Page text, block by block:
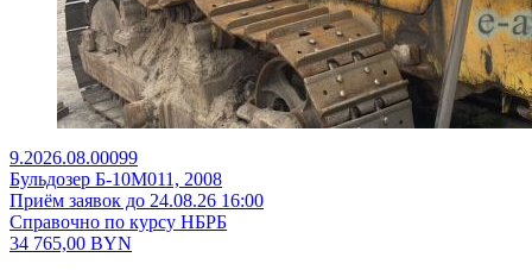
9.2026.08.00099
Бульдозер Б-10М011, 2008
Приём заявок до 24.08.26 16:00
Справочно по курсу НБРБ
34 765,00 BYN